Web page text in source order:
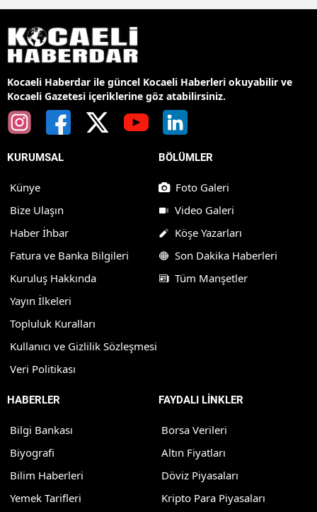
Kocaeli Haberdar ile güncel Kocaeli Haberleri okuyabilir ve
Kocaeli Gazetesi içeriklerine göz atabilirsiniz.
KURUMSAL
Künye
Bize Ulaşın
Haber İhbar
Fatura ve Banka Bilgileri
Kuruluş Hakkında
Yayın İlkeleri
Topluluk Kuralları
Kullanıcı ve Gizlilik Sözleşmesi
Veri Politikası
BÖLÜMLER
Foto Galeri
Video Galeri
Köşe Yazarları
Son Dakika Haberleri
Tüm Manşetler
HABERLER
Bilgi Bankası
Biyografi
Bilim Haberleri
Yemek Tarifleri
FAYDALI LİNKLER
Borsa Verileri
Altın Fiyatları
Döviz Piyasaları
Kripto Para Piyasaları